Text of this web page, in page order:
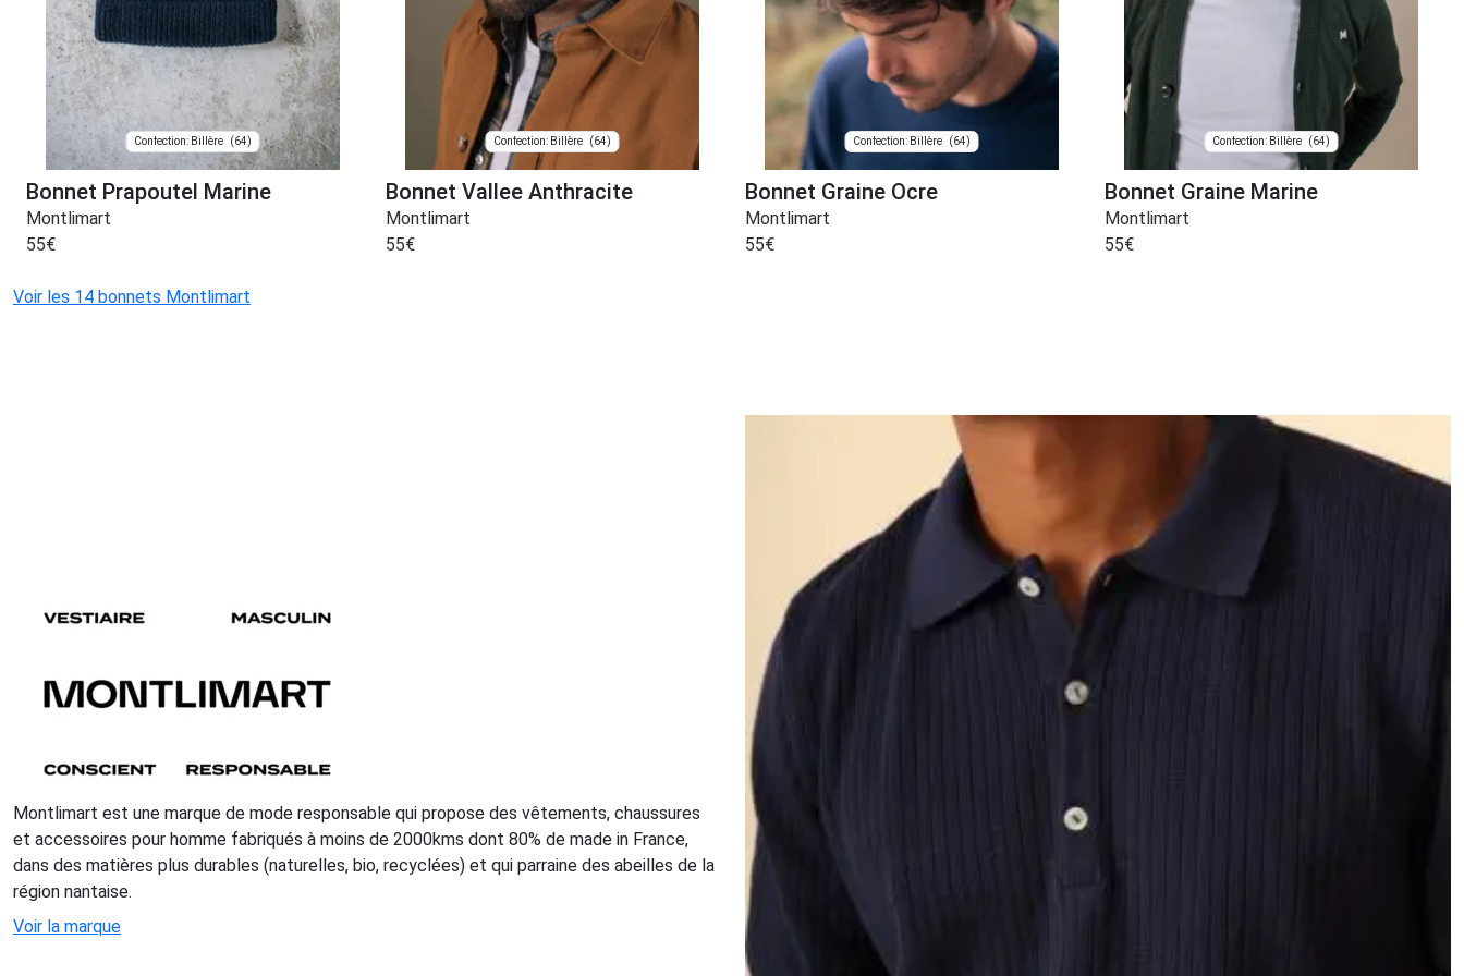
Confection: Billère (64)
Bonnet Prapoutel Marine
Montlimart
55€
Confection: Billère (64)
Bonnet Vallee Anthracite
Montlimart
55€
Confection: Billère (64)
Bonnet Graine Ocre
Montlimart
55€
Confection: Billère (64)
Bonnet Graine Marine
Montlimart
55€
Voir les 14 bonnets Montlimart
Montlimart est une marque de mode responsable qui propose des vêtements, chaussures
et accessoires pour homme fabriqués à moins de 2000kms dont 80% de made in France,
dans des matières plus durables (naturelles, bio, recyclées) et qui parraine des abeilles de la
région nantaise.
Voir la marque